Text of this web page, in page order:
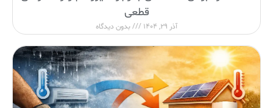
قطعی
آذر 29, 1404 بدون دیدگاه